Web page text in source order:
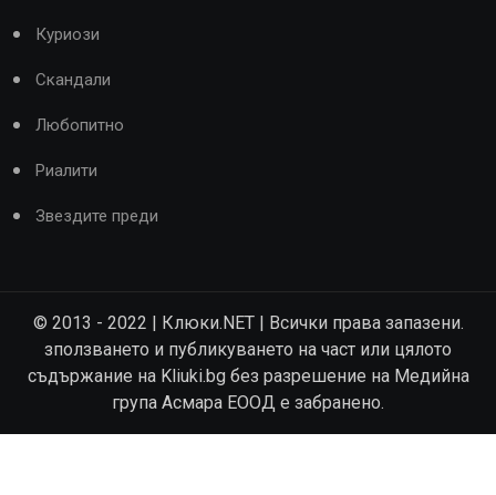
Куриози
Скандали
Любопитно
Риалити
Звездите преди
© 2013 - 2022 | Клюки.NET | Всички права запазени.
зползването и публикуването на част или цялото
съдържание на Kliuki.bg без разрешение на Медийна
група Асмара ЕООД е забранено.